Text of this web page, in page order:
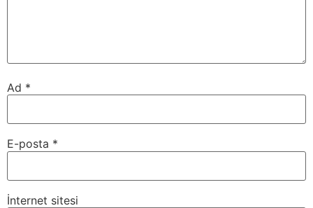
Ad *
E-posta *
İnternet sitesi